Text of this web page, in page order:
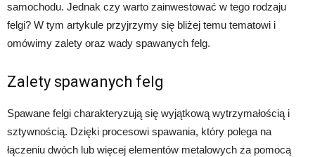
samochodu. Jednak czy warto zainwestować w tego rodzaju
felgi? W tym artykule przyjrzymy się bliżej temu tematowi i
omówimy zalety oraz wady spawanych felg.
Zalety spawanych felg
Spawane felgi charakteryzują się wyjątkową wytrzymałością i
sztywnością. Dzięki procesowi spawania, który polega na
łączeniu dwóch lub więcej elementów metalowych za pomocą